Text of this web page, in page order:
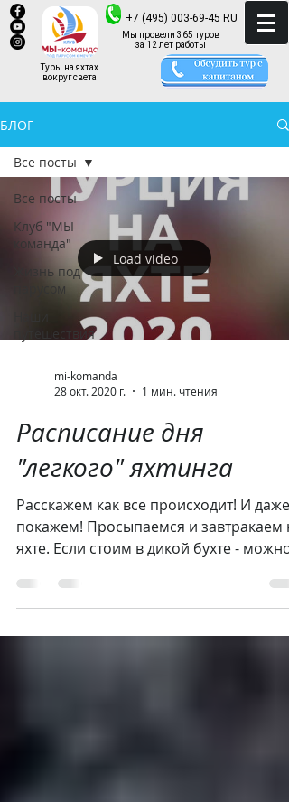
+7 (495) 003-69-45 RU
Туры на яхтах
вокруг света
Мы провели 365 туров
за 12 лет работы
БЛОГ
Все посты
Клуб "МЫ-
команда"
Жизнь под
парусом
путешествия
Все посты
Load video
mi-komanda
28 окт. 2020 г.
1 мин. чтения
Расписание дня
"легкого" яхтинга
Расскажем как все происходит! И даже
покажем! Просыпаемся и завтракаем
яхте. Если стоим в дикой бухте - можно